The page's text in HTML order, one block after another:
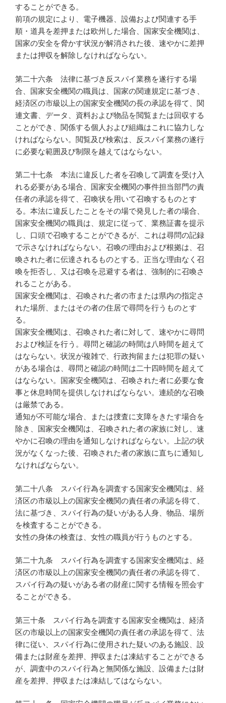
することができる。
前項の規定により、電子機器、設備および関連する手
順・道具を差押または欧州した場合、国家安全機関は、
国家の安全を脅かす状況が解消された後、速やかに差押
または押収を解除しなければならない。
第二十六条 法律に基づき反スパイ業務を遂行する場
合、国家安全機関の職員は、国家の関連規定に基づき、
経済区の市級以上の国家安全機関の長の承認を得て、関
連文書、データ、資料および物品を閲覧または回収する
ことができ、関係する個人および組織はこれに協力しな
ければならない。閲覧及び検索は、反スパイ業務の遂行
に必要な範囲及び制限を越えてはならない。
第二十七条 本法に違反した者を召喚して調査を受け入
れる必要がある場合、国家安全機関の事件担当部門の責
任者の承認を得て、召喚状を用いて召喚するものとす
る。本法に違反したことをその場で発見した者の場合、
国家安全機関の職員は、規定に従って、業務証書を提示
し、口頭で召喚することができるが、これは尋問の記録
で示さなければならない。召喚の理由および根拠は、召
喚された者に伝達されるものとする。正当な理由なく召
喚を拒否し、又は召喚を忌避する者は、強制的に召喚さ
れることがある。
国家安全機関は、召喚された者の市または県内の指定さ
れた場所、またはその者の住居で尋問を行うものとす
る。
国家安全機関は、召喚された者に対して、速やかに尋問
および検証を行う。尋問と確認の時間は八時間を超えて
はならない。状況が複雑で、行政拘留または犯罪の疑い
がある場合は、尋問と確認の時間は二十四時間を超えて
はならない。国家安全機関は、召喚された者に必要な食
事と休息時間を提供しなければならない。連続的な召喚
は厳禁である。
通知が不可能な場合、または捜査に支障をきたす場合を
除き、国家安全機関は、召喚された者の家族に対し、速
やかに召喚の理由を通知しなければならない。上記の状
況がなくなった後、召喚された者の家族に直ちに通知し
なければならない。
第二十八条 スパイ行為を調査する国家安全機関は、経
済区の市級以上の国家安全機関の責任者の承認を得て、
法に基づき、スパイ行為の疑いがある人身、物品、場所
を検査することができる。
女性の身体の検査は、女性の職員が行うものとする。
第二十九条 スパイ行為を調査する国家安全機関は、経
済区の市級以上の国家安全機関の責任者の承認を得て、
スパイ行為の疑いがある者の財産に関する情報を照会す
ることができる。
第三十条 スパイ行為を調査する国家安全機関は、経済
区の市級以上の国家安全機関の責任者の承認を得て、法
律に従い、スパイ行為に使用された疑いのある施設、設
備または財産を差押、押収または凍結することができる
が、調査中のスパイ行為と無関係な施設、設備または財
産を差押、押収または凍結してはならない。